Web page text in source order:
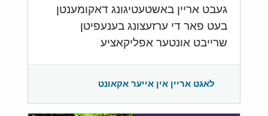
געבט אריין באשטעטיגונג דאקומענטן
בעט פאר די ערזעצונג בענעפיטן
שרייבט אונטער אפליקאציע
לאגט אריין אין אייער אקאונט